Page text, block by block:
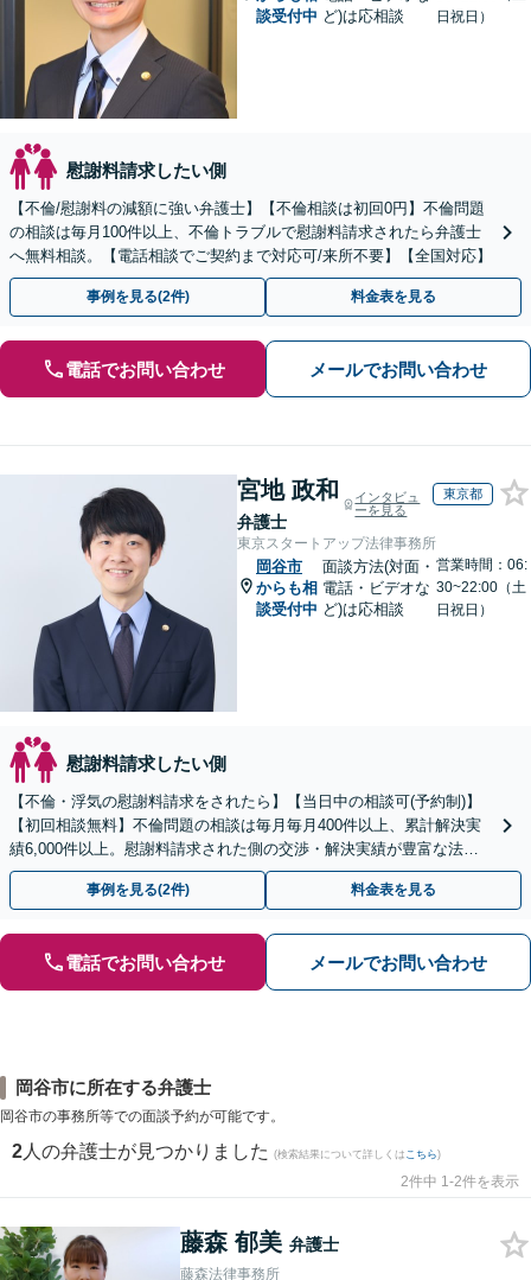
談受付中 ど)は応相談
日祝日）
慰謝料請求したい側
【不倫/慰謝料の減額に強い弁護士】【不倫相談は初回0円】不倫問題
の相談は毎月100件以上、不倫トラブルで慰謝料請求されたら弁護士
へ無料相談。【電話相談でご契約まで対応可/来所不要】【全国対応】
事例を見る(2件) 料金表を見る
電話でお問い合わせ メールでお問い合わせ
宮地 政和
弁護士
インタビュ
ーを見る
東京都
東京スタートアップ法律事務所
岡谷市
からも相
談受付中
面談方法(対面・
電話・ビデオな
ど)は応相談
営業時間：06:
30~22:00（土
日祝日）
慰謝料請求したい側
【不倫・浮気の慰謝料請求をされたら】【当日中の相談可(予約制)】
【初回相談無料】不倫問題の相談は毎月毎月400件以上、累計解決実
績6,000件以上。慰謝料請求された側の交渉・解決実績が豊富な法律
事務所です。
事例を見る(2件) 料金表を見る
電話でお問い合わせ メールでお問い合わせ
岡谷市に所在する弁護士
岡谷市の事務所等での面談予約が可能です。
2 人の弁護士が見つかりました (検索結果について詳しくは こちら)
2件中 1-2件を表示
藤森 郁美 弁護士
藤森法律事務所